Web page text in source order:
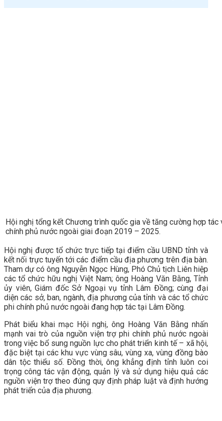
Hội nghị tổng kết Chương trình quốc gia về tăng cường hợp
chính phủ nước ngoài giai đoạn 2019 – 2025.
Hội nghị được tổ chức trực tiếp tại điểm cầu UBND tỉnh và
kết nối trực tuyến tới các điểm cầu địa phương trên địa bàn.
Tham dự có ông Nguyễn Ngọc Hùng, Phó Chủ tịch Liên hiệp
các tổ chức hữu nghị Việt Nam; ông Hoàng Văn Bằng, Tỉnh
ủy viên, Giám đốc Sở Ngoại vụ tỉnh Lâm Đồng; cùng đại
diện các sở, ban, ngành, địa phương của tỉnh và các tổ chức
phi chính phủ nước ngoài đang hợp tác tại Lâm Đồng.
Phát biểu khai mạc Hội nghị, ông Hoàng Văn Bằng nhấn
mạnh vai trò của nguồn viện trợ phi chính phủ nước ngoài
trong việc bổ sung nguồn lực cho phát triển kinh tế – xã hội,
đặc biệt tại các khu vực vùng sâu, vùng xa, vùng đồng bào
dân tộc thiểu số. Đồng thời, ông khẳng định tỉnh luôn coi
trọng công tác vận động, quản lý và sử dụng hiệu quả các
nguồn viện trợ theo đúng quy định pháp luật và định hướng
phát triển của địa phương.